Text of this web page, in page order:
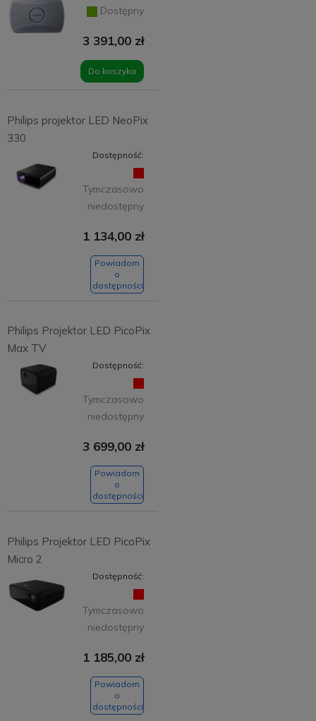
Dostępny
3 391,00 zł
Do koszyka
Philips projektor LED NeoPix
330
Dostępność:
Tymczasowo
niedostępny
1 134,00 zł
Powiadom
o
dostępności
Philips Projektor LED PicoPix
Max TV
Dostępność:
Tymczasowo
niedostępny
3 699,00 zł
Powiadom
o
dostępności
Philips Projektor LED PicoPix
Micro 2
Dostępność:
Tymczasowo
niedostępny
1 185,00 zł
Powiadom
o
dostępności